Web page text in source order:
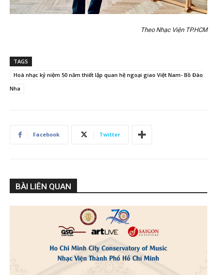
Theo Nhạc Viện TP.HCM
TAGS
Hoà nhạc kỷ niệm 50 năm thiết lập quan hệ ngoại giao Việt Nam- Bồ Đào
Nha
Facebook Twitter
BÀI LIÊN QUAN